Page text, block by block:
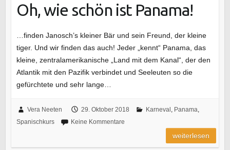
Oh, wie schön ist Panama!
…finden Janosch’s kleiner Bär und sein Freund, der kleine
tiger. Und wir finden das auch! Jeder „kennt“ Panama, das
kleine, zentralamerikanische „Land mit dem Kanal“, der den
Atlantik mit den Pazifik verbindet und Seeleuten so die
gefürchtete und sehr lange…
Vera Neeten 29. Oktober 2018 Karneval , Panama,
Spanischkurs
Keine Kommentare
weiterlesen